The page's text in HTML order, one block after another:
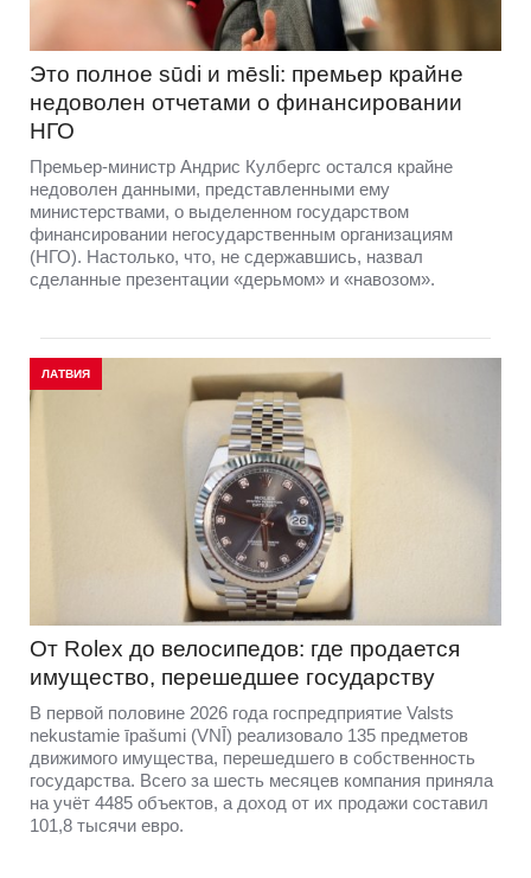
Это полное sūdi и mēsli: премьер крайне
недоволен отчетами о финансировании
НГО
Премьер-министр Андрис Кулбергс остался крайне
недоволен данными, представленными ему
министерствами, о выделенном государством
финансировании негосударственным организациям
(НГО). Настолько, что, не сдержавшись, назвал
сделанные презентации «дерьмом» и «навозом».
ЛАТВИЯ
От Rolex до велосипедов: где продается
имущество, перешедшее государству
В первой половине 2026 года госпредприятие Valsts
nekustamie īpašumi (VNĪ) реализовало 135 предметов
движимого имущества, перешедшего в собственность
государства. Всего за шесть месяцев компания приняла
на учёт 4485 объектов, а доход от их продажи составил
101,8 тысячи евро.